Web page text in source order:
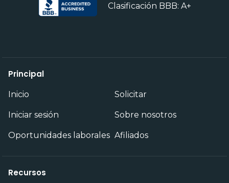
Clasificación BBB: A+
Principal
Inicio Solicitar
Iniciar sesión Sobre nosotros
Oportunidades laborales Afiliados
Recursos